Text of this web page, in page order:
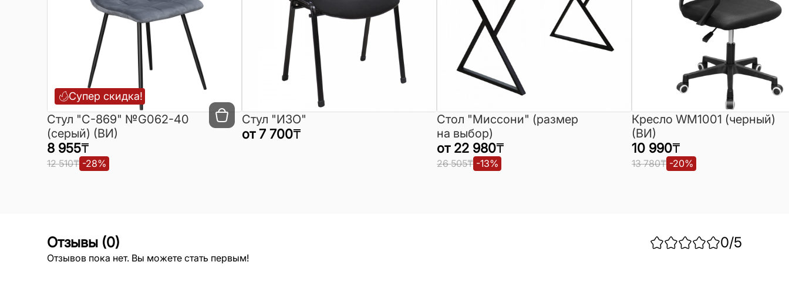
Супер скидка!
Cтул "C-869" №G062-40
(серый) (ВИ)
8 955₸
12 510₸ -28%
Стул "ИЗО"
от 7 700₸
Стол "Миссони" (размер
на выбор)
от 22 980₸
26 505₸ -13%
Кресло WM1001 (черный)
(ВИ)
10 990₸
13 780₸ -20%
Отзывы (0) 0/5
Отзывов пока нет. Вы можете стать первым!